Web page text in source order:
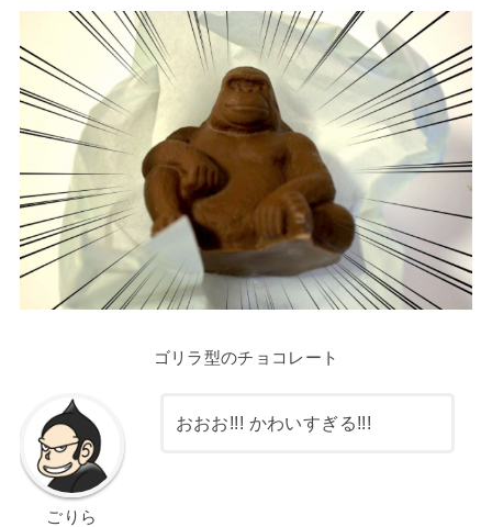
ゴリラ型のチョコレート
ごりら
おおお!!! かわいすぎる!!!